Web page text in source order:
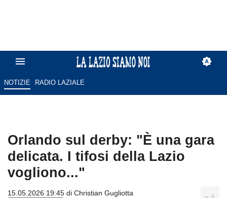
NOTIZIE RADIO LAZIALE
Orlando sul derby: "È una gara
delicata. I tifosi della Lazio
vogliono..."
15.05.2026 19:45 di Christian Gugliotta